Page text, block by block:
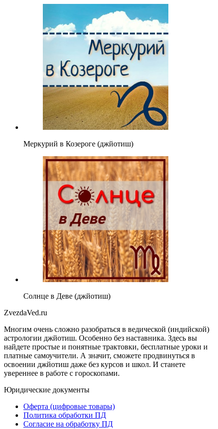
Меркурий в Козероге (джйотиш)
Солнце в Деве (джйотиш)
ZvezdaVed.ru
Многим очень сложно разобраться в ведической (индийской)
астрологии джйотиш. Особенно без наставника. Здесь вы
найдете простые и понятные трактовки, бесплатные уроки и
платные самоучители. А значит, сможете продвинуться в
освоении джйотиш даже без курсов и школ. И станете
увереннее в работе с гороскопами.
Юридические документы
Оферта (цифровые товары)
Политика обработки ПД
Согласие на обработку ПД